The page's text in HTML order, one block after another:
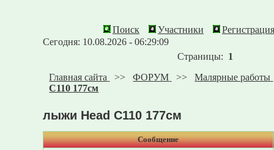
Поиск Участники
Регистрация
Сегодня: 10.08.2026 - 06:29:09
Страницы: 1
Главная сайта
>>ФОРУМ >>Малярные работы
C110 177см
лыжи Head C110 177см
Сообщение